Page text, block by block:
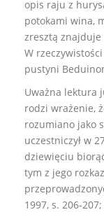
opis raju z
potokami wina,
zresztą
W
pustyni
Uważna lektura
rodzi wrażenie,
rozumiano jako
uczestniczył w
dziewięciu
tym z jego
1997, s. 206-